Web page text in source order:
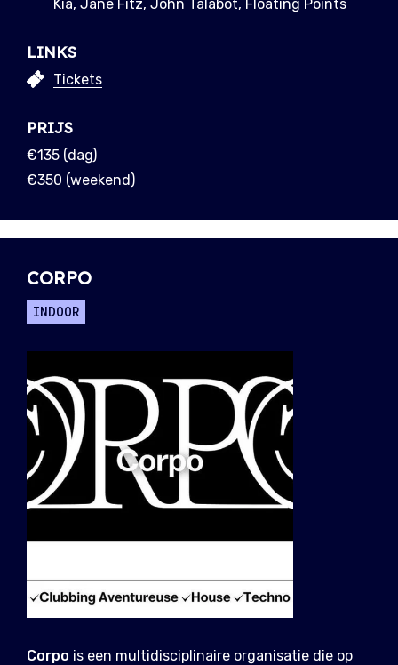
Kia, Jane Fitz, John Talabot, Floating Points
LINKS
Tickets
PRIJS
€135 (dag)
€350 (weekend)
CORPO
INDOOR
Corpo is een multidisciplinaire organisatie die op